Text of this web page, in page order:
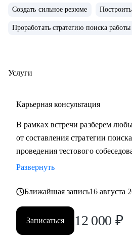
• Мои клиенты нашли работу в
команду
• консультирую команды для
• с подготовкой к техническим
Кому могу помочь:
• проконсультирую проджект
• помогаю всем со входом в IT и
Создать сильное резюме
Проработать стратегию поиска работы
Услуги
Карьерная консультация
В рамках встречи разберем
от составления стратегии
проведения тестового
Развернуть
Ближайшая запись16 августа
Записаться 12 000 ₽